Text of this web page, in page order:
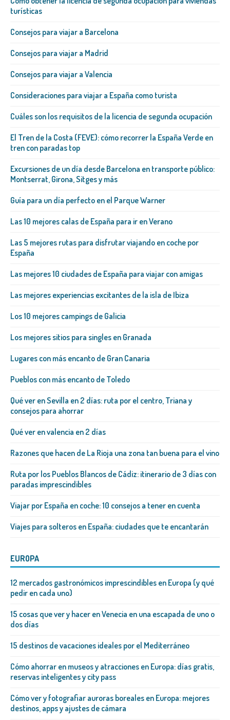
turísticas
Consejos para viajar a Barcelona
Consejos para viajar a Madrid
Consejos para viajar a Valencia
Consideraciones para viajar a España como turista
Cuáles son los requisitos de la licencia de segunda ocupación
El Tren de la Costa (FEVE): cómo recorrer la España Verde en
tren con paradas top
Excursiones de un día desde Barcelona en transporte público:
Montserrat, Girona, Sitges y más
Guía para un día perfecto en el Parque Warner
Las 10 mejores calas de España para ir en Verano
Las 5 mejores rutas para disfrutar viajando en coche por
España
Las mejores 10 ciudades de España para viajar con amigas
Las mejores experiencias excitantes de la isla de Ibiza
Los 10 mejores campings de Galicia
Los mejores sitios para singles en Granada
Lugares con más encanto de Gran Canaria
Pueblos con más encanto de Toledo
Qué ver en Sevilla en 2 días: ruta por el centro, Triana y
consejos para ahorrar
Qué ver en valencia en 2 días
Razones que hacen de La Rioja una zona tan buena para el vino
Ruta por los Pueblos Blancos de Cádiz: itinerario de 3 días con
paradas imprescindibles
Viajar por España en coche: 10 consejos a tener en cuenta
Viajes para solteros en España: ciudades que te encantarán
EUROPA
12 mercados gastronómicos imprescindibles en Europa (y qué
pedir en cada uno)
15 cosas que ver y hacer en Venecia en una escapada de uno o
dos días
15 destinos de vacaciones ideales por el Mediterráneo
Cómo ahorrar en museos y atracciones en Europa: días gratis,
reservas inteligentes y city pass
Cómo ver y fotografiar auroras boreales en Europa: mejores
destinos, apps y ajustes de cámara